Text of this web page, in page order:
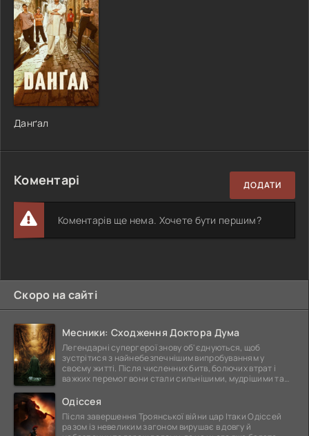
Данґал
Коментарі ДОДАТИ
Коментарів ще нема. Хочете бути першим?
Скоро на сайті
Месники: Сходження Доктора Дума
Легендарні супергерої знову об'єднуються, щоб
зустрітися з найнебезпечнішим випробуванням у
своєму житті. Після численних битв, болючих втрат і
важких перемог вони стали сильнішими, мудрішими та
Одіссея
Після завершення Троянської війни цар Ітаки Одіссей
разом із невеликим загоном вирушає в довгу й